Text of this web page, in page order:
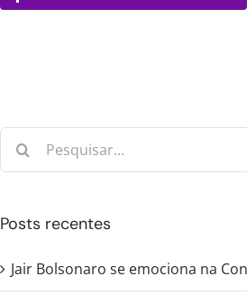
Buscar
Posts recentes
Jair Bolsonaro se emociona na